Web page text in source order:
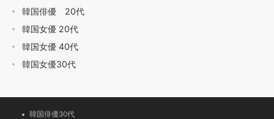
韓国俳優 20代
韓国女優 20代
韓国女優 40代
韓国女優30代
韓国俳優30代